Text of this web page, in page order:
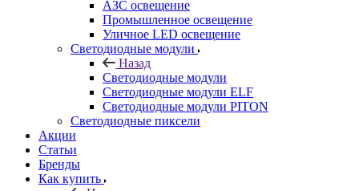
АЗС освещение
Промышленное освещение
Уличное LED освещение
Светодиодные модули
Назад
Светодиодные модули
Светодиодные модули ELF
Светодиодные модули PITON
Светодиодные пиксели
Акции
Статьи
Бренды
Как купить